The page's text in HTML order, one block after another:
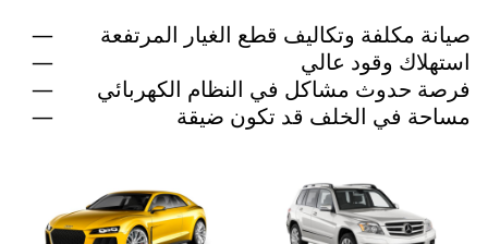
صيانة مكلفة وتكاليف قطع الغيار المرتفعة
استهلاك وقود عالي
فرصة حدوث مشاكل في النظام الكهربائي
مساحة في الخلف قد تكون ضيقة